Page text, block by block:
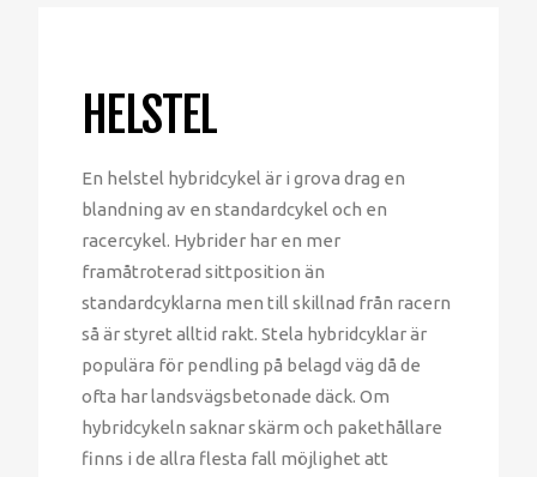
HELSTEL
En helstel hybridcykel är i grova drag en
blandning av en standardcykel och en
racercykel. Hybrider har en mer
framåtroterad sittposition än
standardcyklarna men till skillnad från racern
så är styret alltid rakt. Stela hybridcyklar är
populära för pendling på belagd väg då de
ofta har landsvägsbetonade däck. Om
hybridcykeln saknar skärm och pakethållare
finns i de allra flesta fall möjlighet att